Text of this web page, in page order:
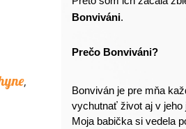
,
Bonviváni.
Prečo Bonviváni?
Bonviván je pre mňa
vychutnať život aj v jeho
Moja babička si vedela